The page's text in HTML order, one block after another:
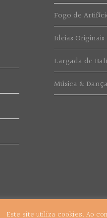
Fogo de
Ideias Originais
Largada de
Música & Dança
Este site utiliza cookies. Ao